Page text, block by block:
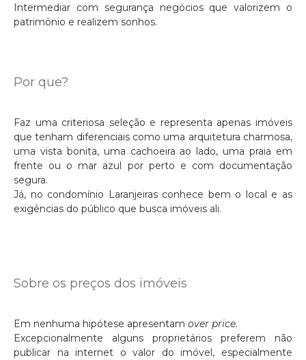
Intermediar com segurança negócios que valorizem o
patrimônio e realizem sonhos.
Por que?
Faz uma criteriosa seleção e representa apenas imóveis
que tenham diferenciais como uma arquitetura charmosa,
uma vista bonita, uma cachoeira ao lado, uma praia em
frente ou o mar azul por perto e com documentação
segura.
Já, no condomínio Laranjeiras conhece bem o local e as
exigências do público que busca imóveis ali.
Sobre os preços dos imóveis
Em nenhuma hipótese apresentam over price.
Excepcionalmente alguns proprietários preferem não
publicar na internet o valor do imóvel, especialmente